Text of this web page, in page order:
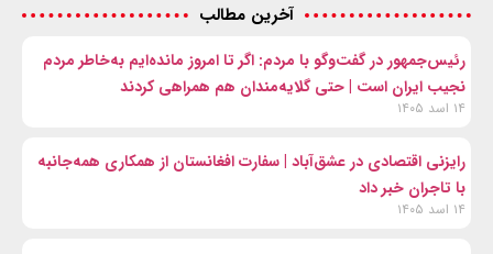
آخرین مطالب
رئیس‌جمهور در گفت‌وگو با مردم: اگر تا امروز مانده‌ایم به‌خاطر مردم
نجیب ایران است | حتی گلایه‌مندان هم همراهی کردند
۱۴ اسد ۱۴۰۵
رایزنی اقتصادی در عشق‌آباد | سفارت افغانستان از همکاری همه‌جانبه
با تاجران خبر داد
۱۴ اسد ۱۴۰۵